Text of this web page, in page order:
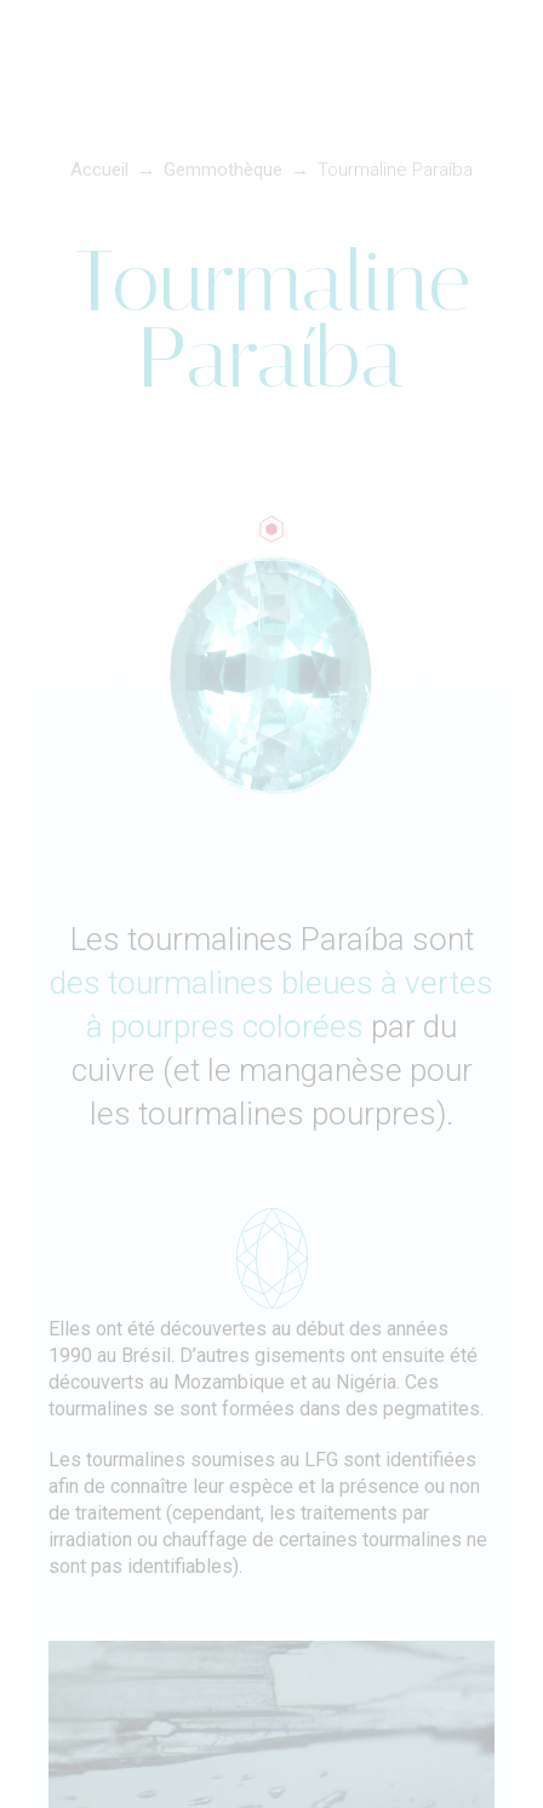
Accueil → Gemmothèque → Tourmaline Paraíba
Tourmaline
Paraíba
Les tourmalines Paraíba sont
des tourmalines bleues à vertes
à pourpres colorées par du
cuivre (et le manganèse pour
les tourmalines pourpres).
Elles ont été découvertes au début des années
1990 au Brésil. D’autres gisements ont ensuite été
découverts au Mozambique et au Nigéria. Ces
tourmalines se sont formées dans des pegmatites.
Les tourmalines soumises au LFG sont identifiées
afin de connaître leur espèce et la présence ou non
de traitement (cependant, les traitements par
irradiation ou chauffage de certaines tourmalines ne
sont pas identifiables).